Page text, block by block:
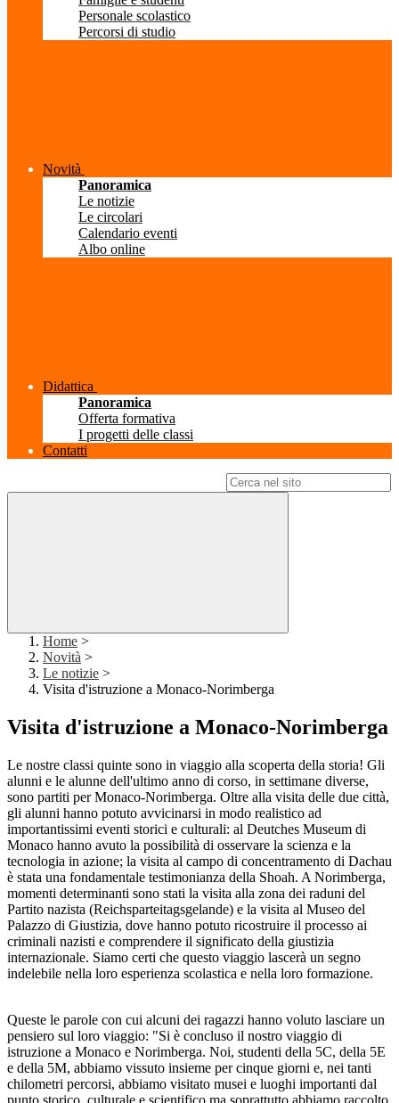
Personale scolastico
Percorsi di studio
Novità
Panoramica
Le notizie
Le circolari
Calendario eventi
Albo online
Didattica
Panoramica
Offerta formativa
I progetti delle classi
Contatti
Home >
Novità >
Le notizie >
Visita d'istruzione a Monaco-Norimberga
Visita d'istruzione a Monaco-Norimberga
Le nostre classi quinte sono in viaggio alla scoperta della storia! Gli
alunni e le alunne dell'ultimo anno di corso, in settimane diverse,
sono partiti per Monaco-Norimberga. Oltre alla visita delle due città,
gli alunni hanno potuto avvicinarsi in modo realistico ad
importantissimi eventi storici e culturali: al Deutches Museum di
Monaco hanno avuto la possibilità di osservare la scienza e la
tecnologia in azione; la visita al campo di concentramento di Dachau
è stata una fondamentale testimonianza della Shoah. A Norimberga,
momenti determinanti sono stati la visita alla zona dei raduni del
Partito nazista (Reichsparteitagsgelande) e la visita al Museo del
Palazzo di Giustizia, dove hanno potuto ricostruire il processo ai
criminali nazisti e comprendere il significato della giustizia
internazionale. Siamo certi che questo viaggio lascerà un segno
indelebile nella loro esperienza scolastica e nella loro formazione.
Queste le parole con cui alcuni dei ragazzi hanno voluto lasciare un
pensiero sul loro viaggio: "Si è concluso il nostro viaggio di
istruzione a Monaco e Norimberga. Noi, studenti della 5C, della 5E
e della 5M, abbiamo vissuto insieme per cinque giorni e, nei tanti
chilometri percorsi, abbiamo visitato musei e luoghi importanti dal